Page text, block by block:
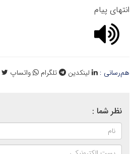
انتهای پیام
هم‌رسانی : لینکدین تلگرام واتساپ
نظر شما :